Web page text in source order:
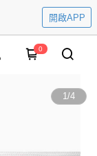
開啟APP
0
1/4